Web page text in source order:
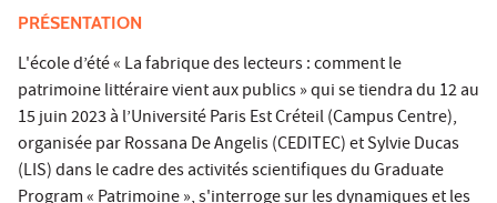
PRÉSENTATION
L'école d’été « La fabrique des lecteurs : comment le
patrimoine littéraire vient aux publics » qui se tiendra du 12 au
15 juin 2023 à l’Université Paris Est Créteil (Campus Centre),
organisée par Rossana De Angelis (CEDITEC) et Sylvie Ducas
(LIS) dans le cadre des activités scientifiques du Graduate